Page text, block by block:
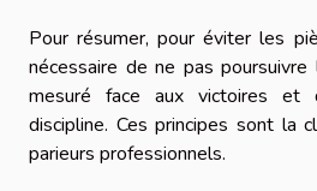
Pour résumer, pour éviter les
nécessaire de ne pas
mesuré face aux victoires et
discipline. Ces principes sont la
parieurs professionnels.